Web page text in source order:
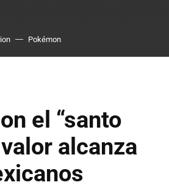
Pokémon
el “santo
alcanza